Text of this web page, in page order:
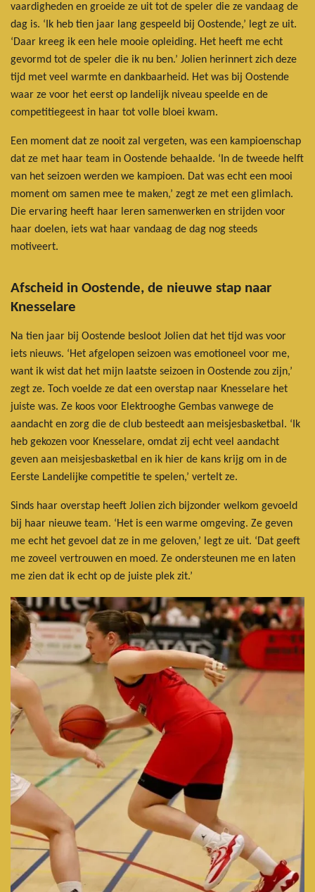
vaardigheden en groeide ze uit tot de speler die ze vandaag de
dag is. ‘Ik heb tien jaar lang gespeeld bij Oostende,’ legt ze uit.
‘Daar kreeg ik een hele mooie opleiding. Het heeft me echt
gevormd tot de speler die ik nu ben.’ Jolien herinnert zich deze
tijd met veel warmte en dankbaarheid. Het was bij Oostende
waar ze voor het eerst op landelijk niveau speelde en de
competitiegeest in haar tot volle bloei kwam.
Een moment dat ze nooit zal vergeten, was een kampioenschap
dat ze met haar team in Oostende behaalde. ‘In de tweede helft
van het seizoen werden we kampioen. Dat was echt een mooi
moment om samen mee te maken,’ zegt ze met een glimlach.
Die ervaring heeft haar leren samenwerken en strijden voor
haar doelen, iets wat haar vandaag de dag nog steeds
motiveert.
Afscheid in Oostende, de nieuwe stap naar
Knesselare
Na tien jaar bij Oostende besloot Jolien dat het tijd was voor
iets nieuws. ‘Het afgelopen seizoen was emotioneel voor me,
want ik wist dat het mijn laatste seizoen in Oostende zou zijn,’
zegt ze. Toch voelde ze dat een overstap naar Knesselare het
juiste was. Ze koos voor Elektrooghe Gembas vanwege de
aandacht en zorg die de club besteedt aan meisjesbasketbal. ‘Ik
heb gekozen voor Knesselare, omdat zij echt veel aandacht
geven aan meisjesbasketbal en ik hier de kans krijg om in de
Eerste Landelijke competitie te spelen,’ vertelt ze.
Sinds haar overstap heeft Jolien zich bijzonder welkom gevoeld
bij haar nieuwe team. ‘Het is een warme omgeving. Ze geven
me echt het gevoel dat ze in me geloven,’ legt ze uit. ‘Dat geeft
me zoveel vertrouwen en moed. Ze ondersteunen me en laten
me zien dat ik echt op de juiste plek zit.’